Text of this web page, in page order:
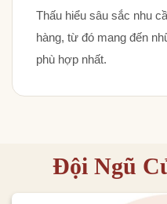
Thấu hiểu sâu sắc nhu
hàng, từ đó mang đến
phù hợp nhất.
Đội Ngũ